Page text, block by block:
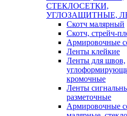
СТЕКЛОСЕТКИ,
УГЛОЗАЩИТНЫЕ,
Скотч малярный
Скотч, стрейч-
Армировочные
Ленты клейкие
Ленты для швов,
кромочные
Ленты
разметочные
Армировочные